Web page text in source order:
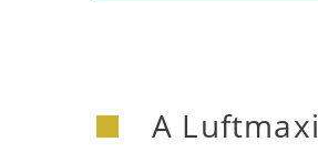
A Luftmaxi